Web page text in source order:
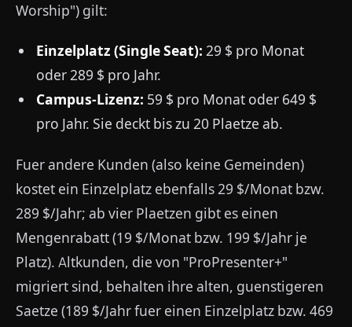
Worship") gilt:
Einzelplatz (Single Seat): 29 $ pro Monat
oder 289 $ pro Jahr.
Campus-Lizenz: 59 $ pro Monat oder 649 $
pro Jahr. Sie deckt bis zu 20 Plaetze ab.
Fuer andere Kunden (also keine Gemeinden)
kostet ein Einzelplatz ebenfalls 29 $/Monat bzw.
289 $/Jahr; ab vier Plaetzen gibt es einen
Mengenrabatt (19 $/Monat bzw. 199 $/Jahr je
Platz). Altkunden, die von "ProPresenter+"
migriert sind, behalten ihre alten, guenstigeren
Saetze (189 $/Jahr fuer einen Einzelplatz bzw. 469